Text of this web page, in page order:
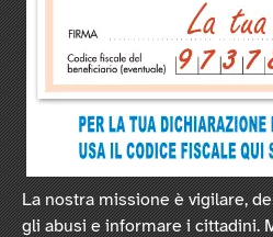
La nostra missione è vigilare,
gli abusi e informare i cittadini.